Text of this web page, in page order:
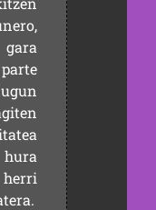
herri